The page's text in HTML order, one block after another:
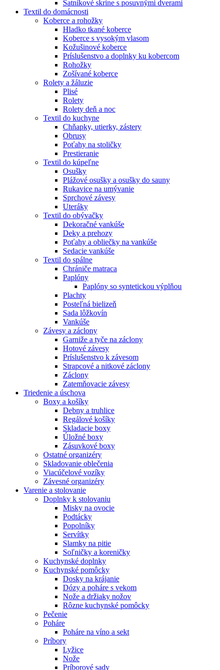
Šatníkové skrine s posuvnými dverami
Textil do domácnosti
Koberce a rohožky
Hladko tkané koberce
Koberce s vysokým vlasom
Kožušinové koberce
Príslušenstvo a doplnky ku kobercom
Rohožky
Zošívané koberce
Rolety a žáluzie
Plisé
Rolety
Rolety deň a noc
Textil do kuchyne
Chňapky, utierky, zástery
Obrusy
Poťahy na stoličky
Prestieranie
Textil do kúpeľne
Osušky
Plážové osušky a osušky do sauny
Rukavice na umývanie
Sprchové závesy
Uteráky
Textil do obývačky
Dekoračné vankúše
Deky a prehozy
Poťahy a obliečky na vankúše
Sedacie vankúše
Textil do spálne
Chrániče matraca
Paplóny
Paplóny so syntetickou výplňou
Plachty
Posteľná bielizeň
Sada lôžkovín
Vankúše
Závesy a záclony
Garniže a tyče na záclony
Hotové závesy
Príslušenstvo k závesom
Strapcové a nitkové záclony
Záclony
Zatemňovacie závesy
Triedenie a úschova
Boxy a košíky
Debny a truhlice
Regálové košíky
Skladacie boxy
Úložné boxy
Zásuvkové boxy
Ostatné organizéry
Skladovanie oblečenia
Viacúčelové vozíky
Závesné organizéry
Varenie a stolovanie
Doplnky k stolovaniu
Misky na ovocie
Podtácky
Popolníky
Servítky
Slamky na pitie
Soľničky a koreničky
Kuchynské doplnky
Kuchynské pomôcky
Dosky na krájanie
Dózy a poháre s vekom
Nože a držiaky nožov
Rôzne kuchynské pomôcky
Pečenie
Poháre
Poháre na víno a sekt
Príbory
Lyžice
Nože
Príborové sady